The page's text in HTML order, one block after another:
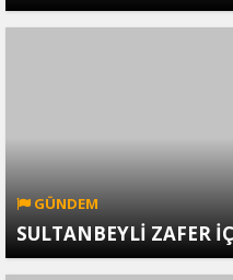
GÜNDEM
SULTANBEYLİ ZAFER